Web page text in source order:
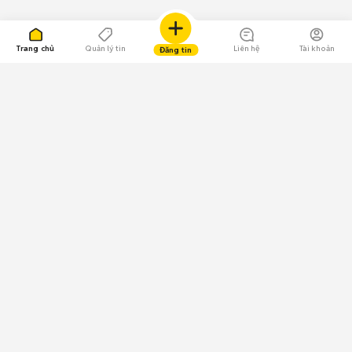
Trang chủ Quản lý tin Đăng tin Liên hệ Tài khoản